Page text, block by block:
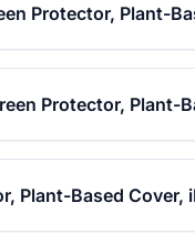
Protector, Plant-
Protector, Plant-
Plant-Based Cover,